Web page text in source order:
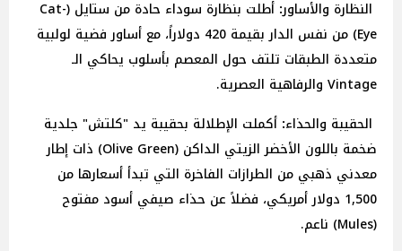
النظارة والأساور:
أطلت بنظارة سوداء حادة من ستايل (Cat-
Eye) من نفس الدار بقيمة 420
دولاراً، مع أساور فضية لولبية
متعددة الطبقات تلتف حول المعصم بأسلوب يحاكي الـ
Vintage والرفاهية العصرية.
الحقيبة والحذاء: أكملت الإطلالة بحقيبة يد "كلتش" جلدية
ضخمة باللون الأخضر الزيتي الداكن (Olive Green) ذات إطار
معدني ذهبي من الطرازات الفاخرة التي تبدأ أسعارها من
1,500 دولارأمريكي، فضلاً عن حذاء صيفي أسود مفتوح
(Mules) ناعم.